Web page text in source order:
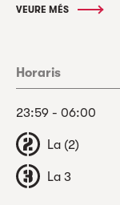
VEURE MÉS
Horaris
23:59 - 06:00
La (2)
La 3